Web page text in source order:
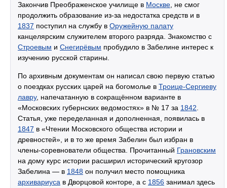
Закончив Преображенское училище в Москве , не смог
продолжить образование из-за недостатка средств и в
1837 поступил на службу в Оружейную палату
канцелярским служителем второго разряда. Знакомство с
Строевым и Снегирёвым пробудило в Забелине интерес к
изучению русской старины.
По архивным документам он написал свою первую статью
о поездках русских царей на богомолье в Троице-Сергиеву
лавру, напечатанную в сокращённом варианте в
«Московских губернских ведомостях» в № 17 за 1842
Статья, уже переделанная и дополненная, появилась в
1847 в «Чтении Московского общества истории и
древностей», и в то же время Забелин был избран в
члены-соревнователи общества. Прочитанный Грановским
на дому курс истории расширил исторический кругозор
Забелина — в 1848 он получил место помощника
архивариуса в Дворцовой конторе, а с 1856 занимал здесь